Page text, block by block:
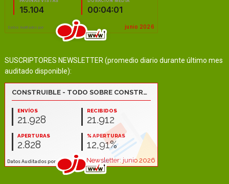
SUSCRIPTORES NEWSLETTER (promedio diario durante último mes
auditado disponible):